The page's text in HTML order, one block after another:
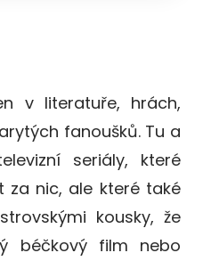
v literatuře, hrách,
fanoušků. Tu a
seriály, které
za nic, ale které také
kousky, že
béčkový film nebo